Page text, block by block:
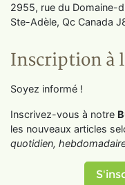
2955, rue du Domaine-
Ste-Adèle, Qc Canada
Inscription à
Soyez informé !
Inscrivez-vous à notre
les nouveaux articles
quotidien,